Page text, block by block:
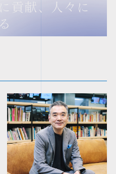
貢献、人々に